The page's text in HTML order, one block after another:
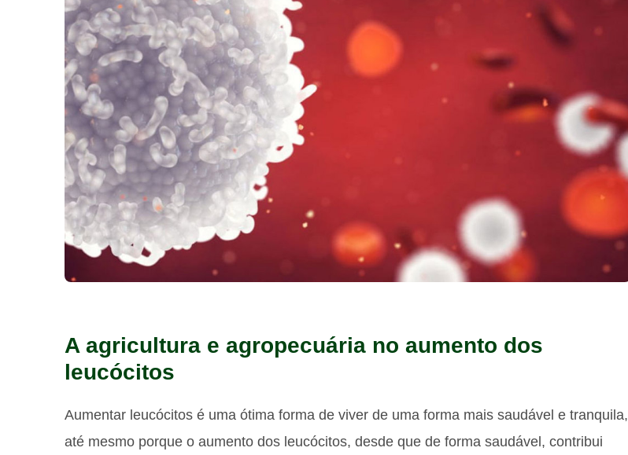
A agricultura e agropecuária no aumento dos
leucócitos
Aumentar leucócitos é uma ótima forma de viver de uma forma mais saudável e tranquila,
até mesmo porque o aumento dos leucócitos, desde que de forma saudável, contribui